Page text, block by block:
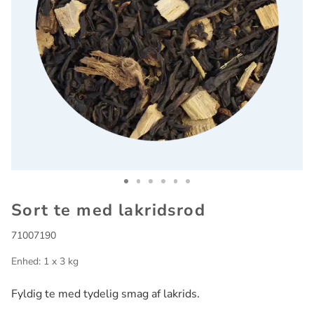
Sort te med lakridsrod
71007190
Enhed: 1 x 3 kg
Fyldig te med tydelig smag af lakrids.